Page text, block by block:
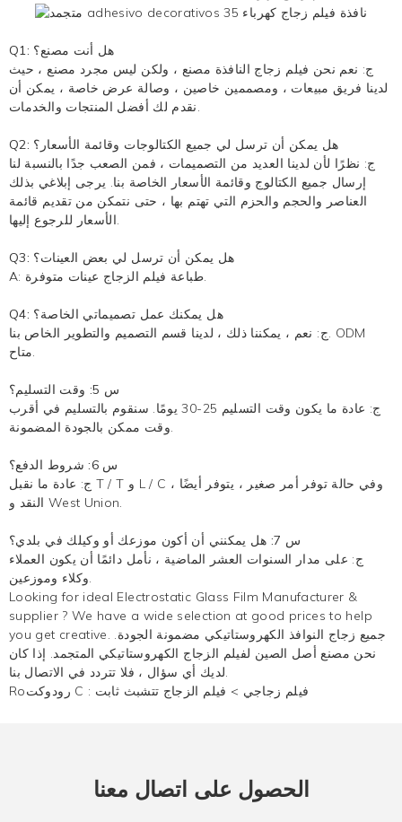
Q1: هل أنت مصنع؟
ج: نعم نحن فيلم زجاج النافذة مصنع ، ولكن ليس مجرد مصنع ، حيث
لدينا فريق مبيعات ، ومصممين خاصين ، وصالة عرض خاصة ، يمكن أن
نقدم لك أفضل المنتجات والخدمات.
Q2: هل يمكن أن ترسل لي جميع الكتالوجات وقائمة الأسعار؟
ج: نظرًا لأن لدينا العديد من التصميمات ، فمن الصعب جدًا بالنسبة لنا
إرسال جميع الكتالوج وقائمة الأسعار الخاصة بنا. يرجى إبلاغي بذلك
العناصر والحجم والحزم التي تهتم بها ، حتى نتمكن من تقديم قائمة
الأسعار للرجوع إليها.
Q3: هل يمكن أن ترسل لي بعض العينات؟
A:
طباعة فيلم الزجاجعينات متوفرة.
Q4: هل يمكنك عمل تصميماتي الخاصة؟
ج: نعم ، يمكننا ذلك ، لدينا قسم التصميم والتطوير الخاص بنا. ODM
متاح.
س 5: وقت التسليم؟
ج: عادة ما يكون وقت التسليم 25-30 يومًا. سنقوم بالتسليم في أقرب
وقت ممكن بالجودة المضمونة.
س 6: شروط الدفع؟
ج: عادة ما نقبل T / T و L / C ، وفي حالة توفر أمر صغير ، يتوفر أيضًا
النقد و West Union.
س 7: هل يمكنني أن أكون موزعك أو وكيلك في بلدي؟
ج: على مدار السنوات العشر الماضية ، نأمل دائمًا أن يكون العملاء
وكلاء وموزعين.
Looking for ideal Electrostatic Glass Film Manufacturer &
supplier ? We have a wide selection at good prices to help
you get creative. جميع زجاج النوافذ الكهروستاتيكي مضمونة الجودة.
نحن مصنع أصل الصين لفيلم الزجاج الكهروستاتيكي المتجمد. إذا كان
لديك أي سؤال ، فلا تتردد في الاتصال بنا.
Roرودوكت C :
فيلم زجاجي > فيلم الزجاج تتشبث ثابت
الحصول على اتصال معنا